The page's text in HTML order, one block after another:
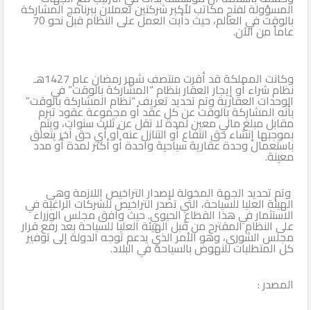
المسؤولة لفتح مكاتب لأكبر شركتين تعملان ببرنامج المشاركة
بالوقت في العالم، حيث دأبت العمل على النظام قبل نحو 70
عاماً من الآن.
وكانت المملكة قد أقرت منتصف شهر رمضان عام 1427هـ
نظام شراء أو إيجار العقار بنظام “المشاركة بالوقت” في
الوحدات العقارية وتم تحديد تعريف “نظام المشاركة بالوقت”
بأنه المشاركة بالوقت عن كل عقد أو مجموعة عقود تبرم
مقابل مبلغ مالي معين لمدة لا تقل عن ثلاث سنوات، ويتم
بموجبها إنشاء حق انتفاع أو التنازل عنه أو أي حق آخر يتعلق
باستعمال وحدة عقارية سياحية واحدة أو أكثر لمدة أو مدد
معينة.
وتم تحديد الجهة المخولة لإصدار التراخيص اللازمة وهي
الهيئة العليا للسياحة، التي تصدر التراخيص للشركات الراغبة في
الاستثمار في هذا القطاع الحيوي. حيث وافق مجلس الوزراء
على النظام المقترح من قبل الهيئة العليا للسياحة بعد رفع قرار
مجلس الشورى، وهو الأمر الذي يدعم توجه الدولة إلى توفير
كل المتطلبات للنهوض بالسياحة في البلاد.
المصدر :